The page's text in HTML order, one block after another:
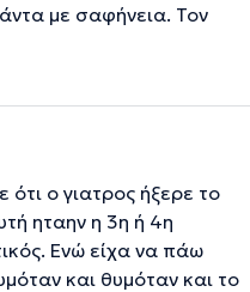
με σαφήνεια. Τον
ο γιατρος ήξερε το
ηταην η 3η ή 4η
Ενώ είχα να πάω
και θυμόταν και το